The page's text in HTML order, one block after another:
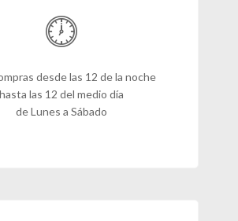
desde las 12 de la noche
hasta las 12 del medio día
de Lunes a Sábado